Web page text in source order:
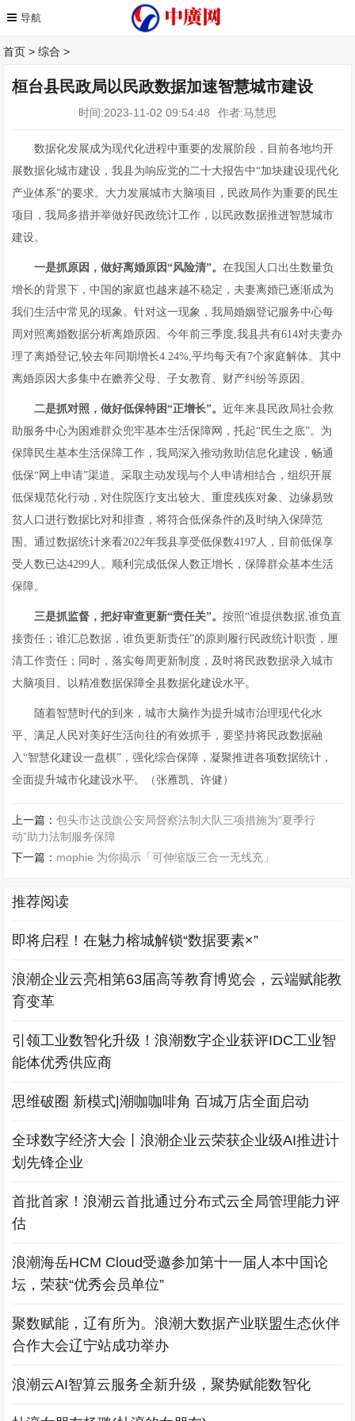
首页 >综合 >
桓台县民政局以民政数据加速智慧城市建设
时间:2023-11-02 09:54:48 作者:马慧思
数据化发展成为现代化进程中重要的发展阶段，目前各地均开
展数据化城市建设，我县为响应党的二十大报告中“加块建设现代化
产业体系”的要求。大力发展城市大脑项目，民政局作为重要的民生
项目，我局多措并举做好民政统计工作，以民政数据推进智慧城市
建设。
一是抓原因，做好离婚原因“风险清”。在我国人口出生数量负
增长的背景下，中国的家庭也越来越不稳定，夫妻离婚已逐渐成为
我们生活中常见的现象。针对这一现象，我局婚姻登记服务中心每
周对照离婚数据分析离婚原因。今年前三季度,我县共有614对夫妻办
理了离婚登记,较去年同期增长4.24%,平均每天有7个家庭解体。其中
离婚原因大多集中在赡养父母、子女教育、财产纠纷等原因。
二是抓对照 ，做好低保特困“正增长”。近年来县民政局社会救
助服务中心为困难群众兜牢基本生活保障网，托起“民生之底”。为
保障民生基本生活保障工作，我局深入推动救助信息化建设，畅通
低保“网上申请”渠道。采取主动发现与个人申请相结合，组织开展
低保规范化行动，对住院医疗支出较大、重度残疾对象、边缘易致
贫人口进行数据比对和排查，将符合低保条件的及时纳入保障范
围。通过数据统计来看2022年我县享受低保数4197人，目前低保享
受人数已达4299人。顺利完成低保人数正增长，保障群众基本生活
保障。
三是抓监督，把好审查更新“责任关”。按照“谁提供数据,谁负直
接责任；谁汇总数据，谁负更新责任”的原则履行民政统计职责，厘
清工作责任；同时，落实每周更新制度，及时将民政数据录入城市
大脑项目。以精准数据保障全县数据化建设水平。
随着智慧时代的到来，城市大脑作为提升城市治理现代化水
平、满足人民对美好生活向往的有效抓手，要坚持将民政数据融
入“智慧化建设一盘棋”，强化综合保障，凝聚推进各项数据统计，
全面提升城市化建设水平。（张雁凯、许健）
上一篇：包头市达茂旗公安局督察法制大队三项措施为“夏季行
动”助力法制服务保障
下一篇： mophie 为你揭示「可伸缩版三合一无线充」
推荐阅读
即将启程！在魅力榕城解锁“数据要素×”
浪潮企业云亮相第63届高等教育博览会，云端赋能教
育变革
引领工业数智化升级！浪潮数字企业获评IDC工业智
能体优秀供应商
思维破圈 新模式|潮咖咖啡角 百城万店全面启动
全球数字经济大会丨浪潮企业云荣获企业级AI推进计
划先锋企业
首批首家！浪潮云首批通过分布式云全局管理能力评
估
浪潮海岳HCM Cloud受邀参加第十一届人本中国论
坛，荣获“优秀会员单位”
聚数赋能，辽有所为。浪潮大数据产业联盟生态伙伴
合作大会辽宁站成功举办
浪潮云AI智算云服务全新升级，聚势赋能数智化